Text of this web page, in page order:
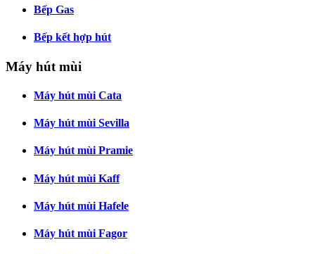
Bếp Gas
Bếp kết hợp hút
Máy hút mùi
Máy hút mùi Cata
Máy hút mùi Sevilla
Máy hút mùi Pramie
Máy hút mùi Kaff
Máy hút mùi Hafele
Máy hút mùi Fagor